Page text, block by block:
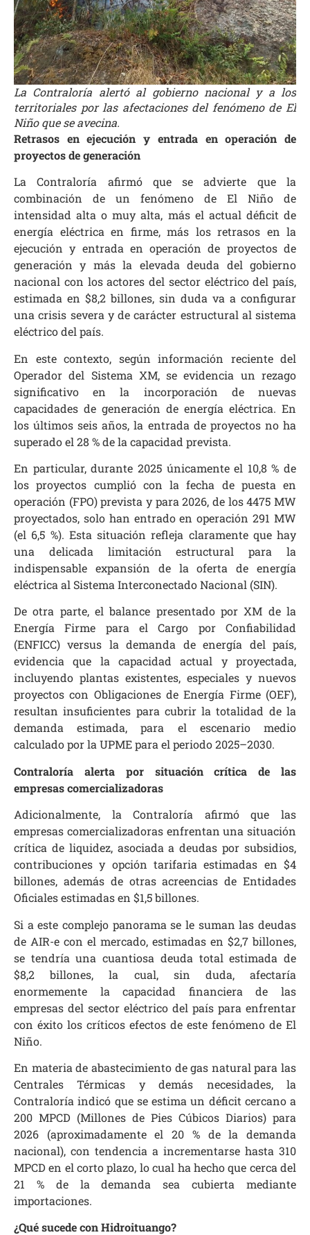
La Contraloría alertó al gobierno nacional y a los
territoriales por las afectaciones del fenómeno de El
Niño que se avecina.
Retrasos en ejecución y entrada en operación de
proyectos de generación
La Contraloría afirmó que se advierte que la
combinación de un fenómeno de El Niño de
intensidad alta o muy alta, más el actual déficit de
energía eléctrica en firme, más los retrasos en la
ejecución y entrada en operación de proyectos de
generación y más la elevada deuda del gobierno
nacional con los actores del sector eléctrico del país,
estimada en $8,2 billones, sin duda va a configurar
una crisis severa y de carácter estructural al sistema
eléctrico del país.
En este contexto, según información reciente del
Operador del Sistema XM, se evidencia un rezago
significativo en la incorporación de nuevas
capacidades de generación de energía eléctrica. En
los últimos seis años, la entrada de proyectos no ha
superado el 28 % de la capacidad prevista.
En particular, durante 2025 únicamente el 10,8 % de
los proyectos cumplió con la fecha de puesta en
operación (FPO) prevista y para 2026, de los 4475 MW
proyectados, solo han entrado en operación 291 MW
(el 6,5 %). Esta situación refleja claramente que hay
una delicada limitación estructural para la
indispensable expansión de la oferta de energía
eléctrica al Sistema Interconectado Nacional (SIN).
De otra parte, el balance presentado por XM de la
Energía Firme para el Cargo por Confiabilidad
(ENFICC) versus la demanda de energía del país,
evidencia que la capacidad actual y proyectada,
incluyendo plantas existentes, especiales y nuevos
proyectos con Obligaciones de Energía Firme (OEF),
resultan insuficientes para cubrir la totalidad de la
demanda estimada, para el escenario medio
calculado por la UPME para el periodo 2025–2030.
Contraloría alerta por situación crítica de las
empresas comercializadoras
Adicionalmente, la Contraloría afirmó que las
empresas comercializadoras enfrentan una situación
crítica de liquidez, asociada a deudas por subsidios,
contribuciones y opción tarifaria estimadas en $4
billones, además de otras acreencias de Entidades
Oficiales estimadas en $1,5 billones.
Si a este complejo panorama se le suman las deudas
de AIR-e con el mercado, estimadas en $2,7 billones,
se tendría una cuantiosa deuda total estimada de
$8,2 billones, la cual, sin duda, afectaría
enormemente la capacidad financiera de las
empresas del sector eléctrico del país para enfrentar
con éxito los críticos efectos de este fenómeno de El
Niño.
En materia de abastecimiento de gas natural para las
Centrales Térmicas y demás necesidades, la
Contraloría indicó que se estima un déficit cercano a
200 MPCD (Millones de Pies Cúbicos Diarios) para
2026 (aproximadamente el 20 % de la demanda
nacional), con tendencia a incrementarse hasta 310
MPCD en el corto plazo, lo cual ha hecho que cerca del
21 % de la demanda sea cubierta mediante
importaciones.
¿Qué sucede con Hidroituango?